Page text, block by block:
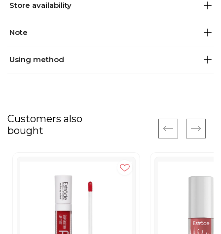
Store availability
Note
Using method
Customers also
bought